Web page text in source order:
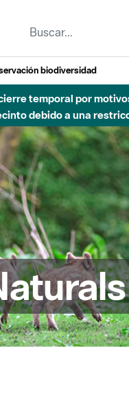
biodiversidad
Fluvial del Besòs por